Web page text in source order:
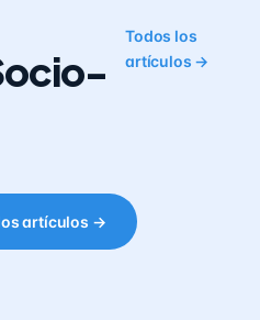
Todos los
artículos →
artículos →